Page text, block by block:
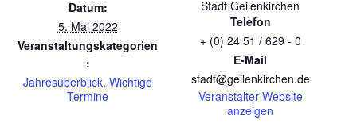
Datum:
5. Mai 2022
Veranstaltungskategorien
:
Jahresüberblick, Wichtige
Termine
Stadt Geilenkirchen
Telefon
+ (0) 24 51 / 629 - 0
E-Mail
stadt@geilenkirchen.de
Veranstalter-Website
anzeigen